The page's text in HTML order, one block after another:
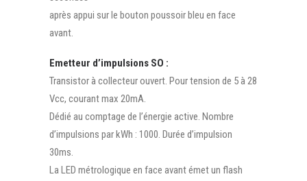
après appui sur le bouton poussoir bleu en face
avant.
Emetteur d’impulsions SO :
Transistor à collecteur ouvert. Pour tension de 5 à 28
Vcc, courant max 20mA.
Dédié au comptage de l’énergie active. Nombre
d’impulsions par kWh : 1000. Durée d’impulsion
30ms.
La LED métrologique en face avant émet un flash